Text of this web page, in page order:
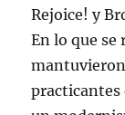
Rejoice! y
En lo que se
practicantes